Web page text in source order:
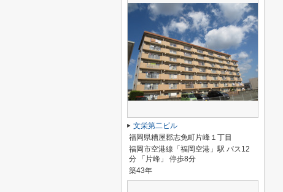
文栄第二ビル
福岡県糟屋郡志免町片峰１丁目
福岡市空港線「福岡空港」駅 バス12
分 「片峰」 停歩8分
築43年